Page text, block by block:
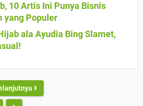
10 Artis Ini Punya Bisnis
yang Populer
ala Ayudia Bing Slamet,